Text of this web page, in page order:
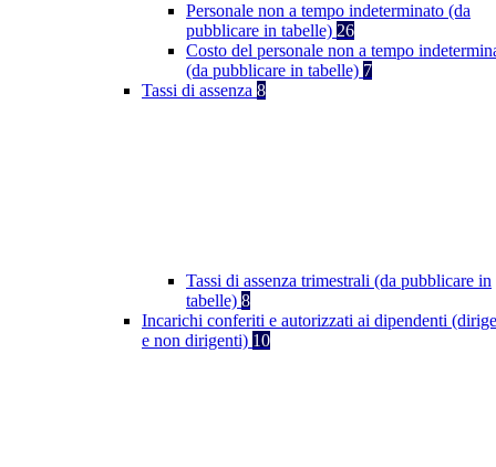
Personale non a tempo indeterminato (da
pubblicare in tabelle) 26
Costo del personale non a tempo
(da pubblicare in tabelle) 7
Tassi di assenza 8
Tassi di assenza trimestrali (da pubblicare in
tabelle) 8
Incarichi conferiti e autorizzati ai dipendenti
e non dirigenti) 10